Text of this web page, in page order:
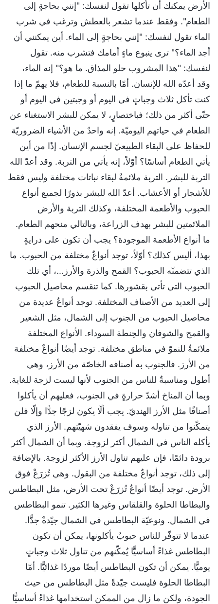
الأرض يمكنك أن تأكلها تقول لنفسك: "إنني بحاجةٍ إلى
الطعام". وفقط عندما تشعر بالعطش وترغب في شرب
الماء تقول لنفسك: "إنني بحاجةٍ إلى الماء. أين يمكنني أن
أجد الماء؟" ترى ينبوع ماءٍ أمامك فتشرب منه. تقول
لنفسك: "هذا المشروب حلو المذاق. ما هو؟" إنه الماء،
وقد أعدّه الله للإنسان. أمّا بالنسبة للطعام، فلا يهمّ ما إذا
كنت تأكل ثلاث وجباتٍ في اليوم أو وجبتين في اليوم أو
حتّى أكثر من ذلك؛ فباختصارٍ، لا يمكن للبشر الاستغناء عن
الطعام في حياتهم اليوميّة. إنه واحدٌ من الأشياء الضروريّة
للحفاظ على البقاء الطبيعيّ لجسم الإنسان. إذًا من أين
يأتي الطعام أساسًا؟ أوّلاً، إنه يأتي من التربة. وقد أعدّ الله
التربة للبشر. التربة ملائمةٌ لبقاء نباتات مختلفة وليس فقط
للأشجار أو الأعشاب. أعدّ الله للبشر بذورًا لجميع أنواع
الحبوب والأطعمة المختلفة، وكذلك التربة والأرض
الملائمتين للبشر بهدف الزراعة، وبالتالي منحهم الطعام.
ما أنواع الأطعمة الموجودة؟ يجب أن تكون على درايةٍ
بهذا، أليس كذلك؟ أوّلاً، توجد أنواعٌ مختلفة من الحبوب. ما
الذي تتضمنّه الحبوب؟ القمح والذرة والأرز...، أي تلك
الحبوب التي تأتي بقشورها. كما تنقسم محاصيل الحبوب
إلى العديد من الأصناف المختلفة. توجد أنواعٌ عديدة من
محاصيل الحبوب من الجنوب إلى الشمال، مثل الشعير
والقمح والشوفان والحِنطة السوداء. الأنواع المختلفة
ملائمةٌ للنموّ في مناطق مختلفة. توجد أيضًا أنواعٌ مختلفة
من الأرز. فالجنوب به أصنافه الخاصّة من الأرز، وهي
أطول ومناسبةٌ للناس من الجنوب لأنها ليست لزجة للغاية.
وبما أن المناخ أشدّ حرارةٍ في الجنوب، فعليهم أن يأكلوا
أصنافًا مثل الأرز الهنديّ. يجب ألّا يكون لزجًا جدًّا وإلّا فلن
يتمكّنوا من تناوله وسوف يفقدون شهيّتهم. الأرز الذي
يأكله الناس في الشمال أكثر لزوجة. وبما أن الشمال أكثر
برودة دائمًا، فإن عليهم تناول الأرز الأكثر لزوجة. بالإضافة
إلى ذلك، توجد أنواعٌ مختلفة من البقول. وهي تُزرَعْ فوق
الأرض. توجد أيضًا أنواعٌ تُزرَعْ تحت الأرض، مثل البطاطس
والبطاطا الحلوة والقلقاس وغيرها الكثير. تنمو البطاطس
في الشمال. ونوعيّة البطاطس في الشمال جيّدةٌ جدًّا.
عندما لا تتوفّر للناس حبوبٌ يأكلونها، يمكن أن تكون
البطاطس غذاءً أساسيًّا يُمكّنهم من تناول ثلاث وجباتٍ
يوميًّا. يمكن أن تكون البطاطس أيضًا موردًا غذائيًّا. أمّا
البطاطا الحلوة فليست جيّدةً مثل البطاطس من حيث
الجودة، ولكن ما زال من الممكن استخدامها غذاءً أساسيًّا